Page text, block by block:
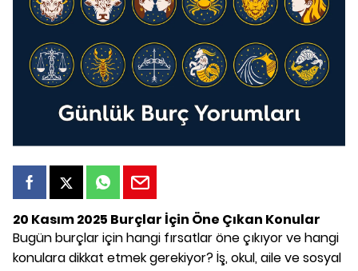
20 Kasım 2025 Burçlar İçin Öne Çıkan Konular
Bugün burçlar için hangi fırsatlar öne çıkıyor ve hangi
konulara dikkat etmek gerekiyor? İş, okul, aile ve sosyal